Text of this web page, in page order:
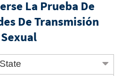
La Prueba De
De Transmisión
Sexual